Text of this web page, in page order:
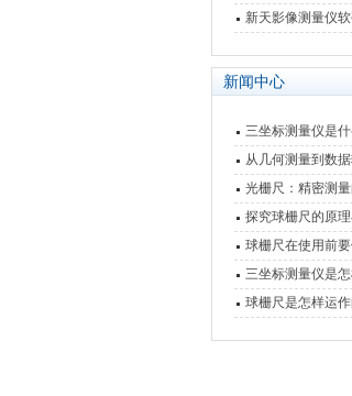
从开机到出报告
新天影像测量仪
新闻中心
三坐标测量仪是
原理、分类与核
讲清
从几何测量到数
握万濠影像测量仪
心能力
光栅尺：精密测
探究球栅尺的原
球栅尺在使用前
备工作？
三坐标测量仪是
的，功能有什么优
球栅尺是怎样运